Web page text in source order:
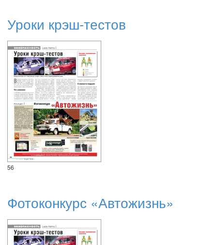
Уроки крэш-тестов
56
Фотоконкурс «Автожизнь»